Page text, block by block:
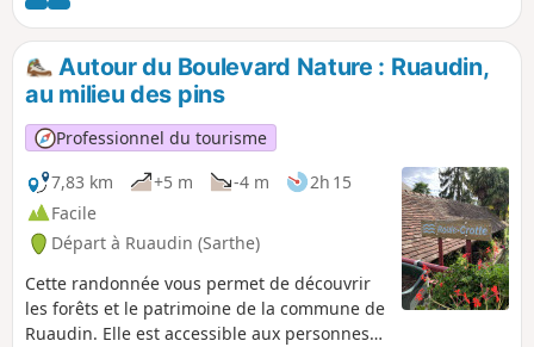
suivant les panneaux du Boulevard Nature.Elle est
accessible aux personnes à mobilité réduite ainsi qu'aux
poussettes équipées de trois roues (valable également pour
les fauteuils roulants trois roues).
Autour du Boulevard Nature : Ruaudin,
au milieu des pins
Professionnel du tourisme
7,83 km
+5 m -4 m
2h 15
Facile
Départ à Ruaudin (Sarthe)
Cette randonnée vous permet de découvrir
les forêts et le patrimoine de la commune de
Ruaudin. Elle est accessible aux personnes à